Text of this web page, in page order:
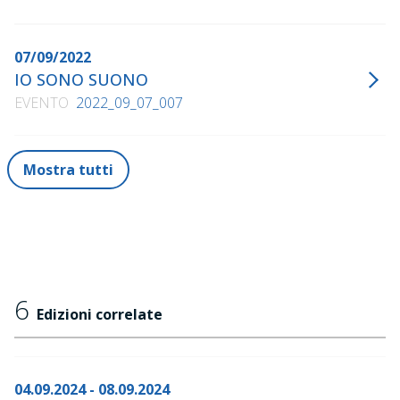
07/09/2022
IO SONO SUONO
EVENTO 2022_09_07_007
Mostra tutti
6 Edizioni correlate
04.09.2024 - 08.09.2024